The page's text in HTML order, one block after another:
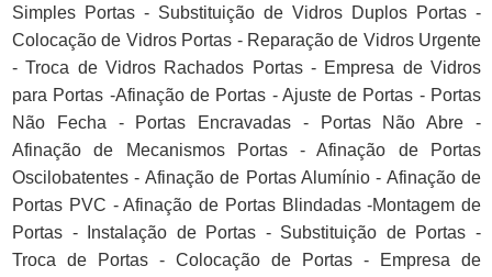
Simples Portas - Substituição de Vidros Duplos Portas -
Colocação de Vidros Portas - Reparação de Vidros Urgente
- Troca de Vidros Rachados Portas - Empresa de Vidros
para Portas -Afinação de Portas - Ajuste de Portas - Portas
Não Fecha - Portas Encravadas - Portas Não Abre -
Afinação de Mecanismos Portas - Afinação de Portas
Oscilobatentes - Afinação de Portas Alumínio - Afinação de
Portas PVC - Afinação de Portas Blindadas -Montagem de
Portas - Instalação de Portas - Substituição de Portas -
Troca de Portas - Colocação de Portas - Empresa de